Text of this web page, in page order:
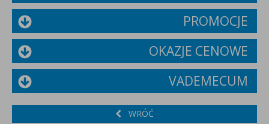
PROMOCJE
OKAZJE CENOWE
VADEMECUM
WRÓĆ